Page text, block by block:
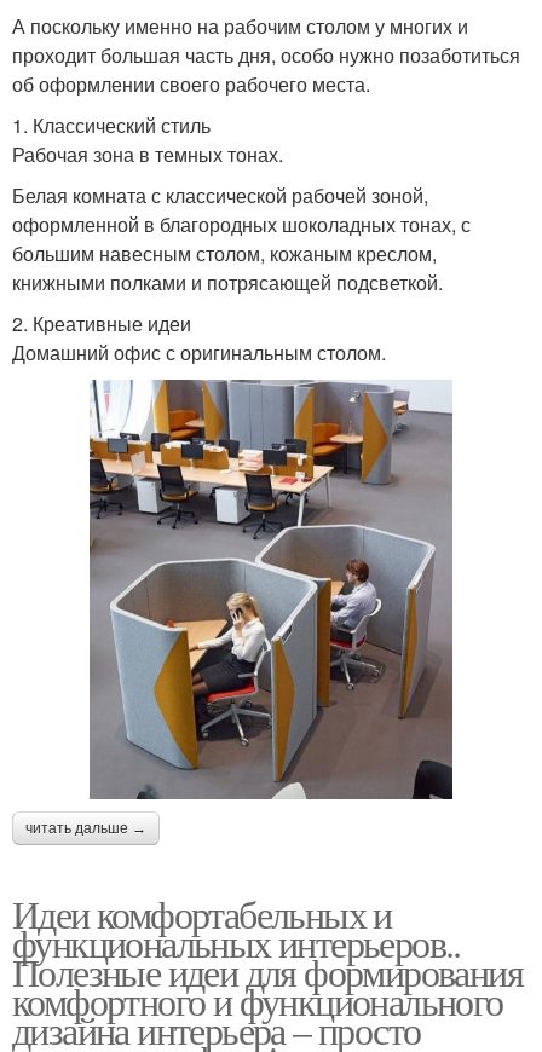
А поскольку именно на рабочим столом у многих и
проходит большая часть дня, особо нужно позаботиться
об оформлении своего рабочего места.
1. Классический стиль
Рабочая зона в темных тонах.
Белая комната с классической рабочей зоной,
оформленной в благородных шоколадных тонах, с
большим навесным столом, кожаным креслом,
книжными полками и потрясающей подсветкой.
2. Креативные идеи
Домашний офис с оригинальным столом.
читать дальше →
Идеи комфортабельных и
функциональных интерьеров..
Полезные идеи для формирования
комфортного и функционального
дизайна интерьера – просто